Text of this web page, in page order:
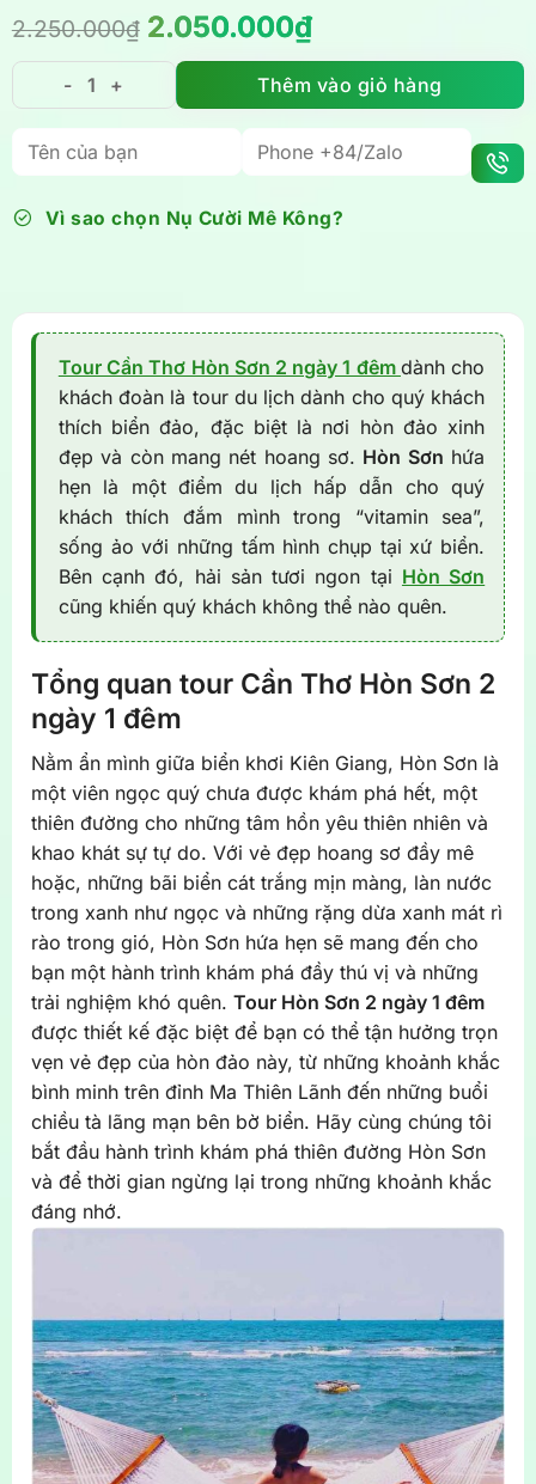
2.250.000₫
Giá
gốc
2.250.000₫.
2.050.000₫
Giá
hiện
là:
2.050.000₫.
Tour Cần Thơ Hòn Sơn 2 ngày 1 đêm giá rẻ - Chỉ có
Thêm vào giỏ hàng
Vì sao chọn Nụ Cười Mê Kông?
Tour Cần Thơ Hòn Sơn 2 ngày 1 đêm dành cho
khách đoàn là tour du lịch dành cho quý khách
thích biển đảo, đặc biệt là nơi hòn đảo xinh
đẹp và còn mang nét hoang sơ. Hòn Sơn hứa
hẹn là một điểm du lịch hấp dẫn cho quý
khách thích đắm mình trong “vitamin sea”,
sống ảo với những tấm hình chụp tại xứ biển.
Bên cạnh đó, hải sản tươi ngon tại Hòn Sơn
cũng khiến quý khách không thể nào quên.
Tổng quan tour Cần Thơ Hòn Sơn 2
ngày 1 đêm
Nằm ẩn mình giữa biển khơi Kiên Giang, Hòn Sơn là
một viên ngọc quý chưa được khám phá hết, một
thiên đường cho những tâm hồn yêu thiên nhiên và
khao khát sự tự do. Với vẻ đẹp hoang sơ đầy mê
hoặc, những bãi biển cát trắng mịn màng, làn nước
trong xanh như ngọc và những rặng dừa xanh mát rì
rào trong gió, Hòn Sơn hứa hẹn sẽ mang đến cho
bạn một hành trình khám phá đầy thú vị và những
trải nghiệm khó quên. Tour Hòn Sơn 2 ngày 1 đêm
được thiết kế đặc biệt để bạn có thể tận hưởng trọn
vẹn vẻ đẹp của hòn đảo này, từ những khoảnh khắc
bình minh trên đỉnh Ma Thiên Lãnh đến những buổi
chiều tà lãng mạn bên bờ biển. Hãy cùng chúng tôi
bắt đầu hành trình khám phá thiên đường Hòn Sơn
và để thời gian ngừng lại trong những khoảnh khắc
đáng nhớ.